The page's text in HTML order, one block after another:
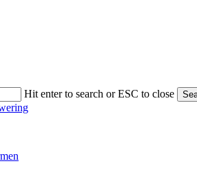
Hit enter to search or ESC to close